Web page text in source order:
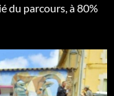
du parcours, à 80%